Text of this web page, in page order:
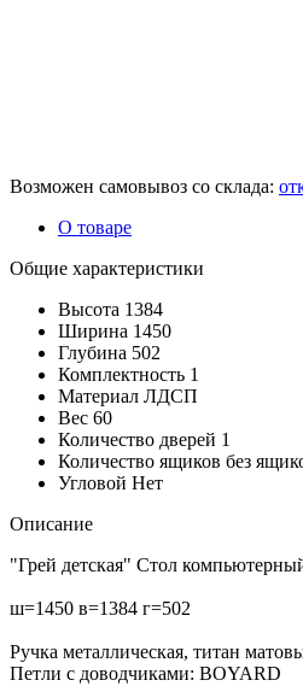
Возможен самовывоз со склада:
О товаре
Общие характеристики
Высота 1384
Ширина 1450
Глубина 502
Комплектность 1
Материал ЛДСП
Вес 60
Количество дверей 1
Количество ящиков без
Угловой Нет
Описание
"Грей детская" Стол
ш=1450 в=1384 г=502
Ручка металлическая, титан
Петли с доводчиками: BOYARD